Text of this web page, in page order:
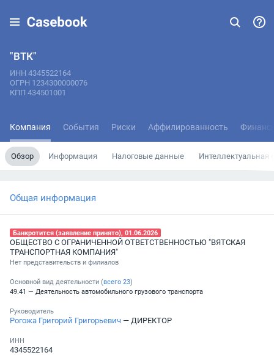
"ВТК"
ИНН 4345522164
ОГРН 1234300000076
КПП 434501001
Компания События Риски Аффилированность
Обзор Информация Налоговые данные Интеллектуальная
Общая информация
Банкротится (заявление принято), 01.06.2026
ОБЩЕСТВО С ОГРАНИЧЕННОЙ ОТВЕТСТВЕННОСТЬЮ "ВЯТСКАЯ
ТРАНСПОРТНАЯ КОМПАНИЯ"
Нет представительств и филиалов
Основной вид деятельности (всего 23)
49.41 — Деятельность автомобильного грузового транспорта
Руководитель
Рогожа Григорий Григорьевич — ДИРЕКТОР
ИНН
4345522164